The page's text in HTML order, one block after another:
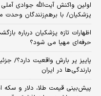
اولین واکنش آیت‌الله جوادی
پزشکیان/ با برهم‌زنندگان وحدت
اظهارات تازه پزشکیان درباره
حرفه‌ای مهیا می شود؟
پاییز پر بارش واقعیت دارد؟/
بارندگی‌ها در ایران